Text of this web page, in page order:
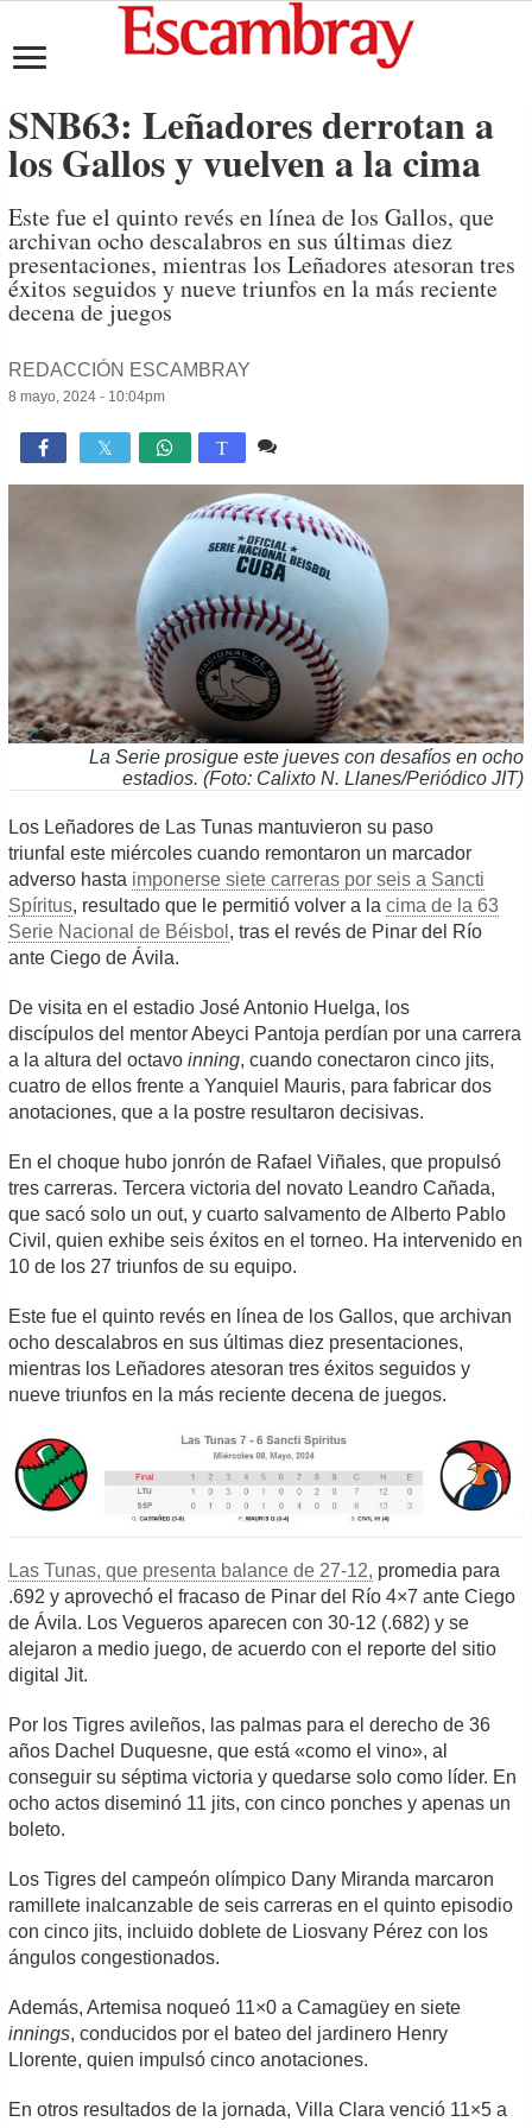
SNB63: Leñadores derrotan a
los Gallos y vuelven a la cima
Este fue el quinto revés en línea de los Gallos, que
archivan ocho descalabros en sus últimas diez
presentaciones, mientras los Leñadores atesoran tres
éxitos seguidos y nueve triunfos en la más reciente
decena de juegos
REDACCIÓN ESCAMBRAY
8 mayo, 2024 - 10:04pm
 T
La Serie prosigue este jueves con desafíos en ocho
estadios. (Foto: Calixto N. Llanes/Periódico JIT)
Los Leñadores de Las Tunas mantuvieron su paso
triunfal este miércoles cuando remontaron un marcador
adverso hasta imponerse siete carreras por seis a Sancti
Spíritus, resultado que le permitió volver a lacima de la 63
Serie Nacional de Béisbol , tras el revés de Pinar del Río
ante Ciego de Ávila.
De visita en el estadio José Antonio Huelga, los
discípulos del mentor Abeyci Pantoja perdían por una carrera
a la altura del octavoinning, cuando conectaron cinco jits,
cuatro de ellos frente a Yanquiel Mauris, para fabricar dos
anotaciones, que a la postre resultaron decisivas.
En el choque hubo jonrón de Rafael Viñales, que propulsó
tres carreras. Tercera victoria del novato Leandro Cañada,
que sacó solo un out, y cuarto salvamento de Alberto Pablo
Civil, quien exhibe seis éxitos en el torneo. Ha intervenido en
10 de los 27 triunfos de su equipo.
Este fue el quinto revés en línea de los Gallos, que archivan
ocho descalabros en sus últimas diez presentaciones,
mientras los Leñadores atesoran tres éxitos seguidos y
nueve triunfos en la más reciente decena de juegos.
Las Tunas, que presenta balance de 27-12, promedia para
.692 y aprovechó el fracaso de Pinar del Río 4×7 ante Ciego
de Ávila. Los Vegueros aparecen con 30-12 (.682) y se
alejaron a medio juego, de acuerdo con el reporte del sitio
digital Jit.
Por los Tigres avileños, las palmas para el derecho de 36
años Dachel Duquesne, que está «como el vino», al
conseguir su séptima victoria y quedarse solo como líder. En
ocho actos diseminó 11 jits, con cinco ponches y apenas un
boleto.
Los Tigres del campeón olímpico Dany Miranda marcaron
ramillete inalcanzable de seis carreras en el quinto episodio
con cinco jits, incluido doblete de Liosvany Pérez con los
ángulos congestionados.
Además, Artemisa noqueó 11×0 a Camagüey en siete
innings, conducidos por el bateo del jardinero Henry
Llorente, quien impulsó cinco anotaciones.
En otros resultados de la jornada, Villa Clara venció 11×5 a